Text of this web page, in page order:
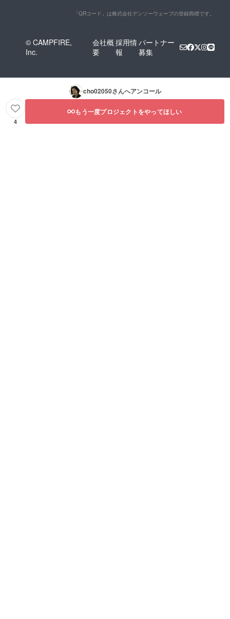
「QRコード」は株式会社デンソーウェーブの登録商標です。
© CAMPFIRE,
Inc.
会社概
要
採用情
報
パートナー
募集
cho02050さんへアンコール
4
もう一度プロジェクトをやってほしい